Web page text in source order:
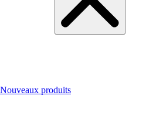
produits